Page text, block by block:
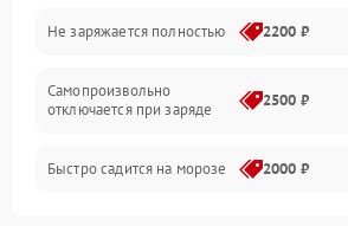
Не заряжается полностью 2200 ₽
Самопроизвольно
отключается при заряде
2500 ₽
Быстро садится на морозе 2000 ₽